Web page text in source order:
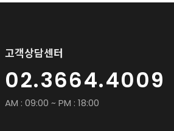
고객상담센터
02.3664.4009
AM : 09:00 ~ PM : 18:00